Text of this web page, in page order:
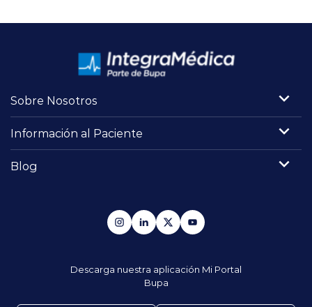
Sobre Nosotros
Información al Paciente
Blog
Descarga nuestra aplicación Mi Portal
Bupa